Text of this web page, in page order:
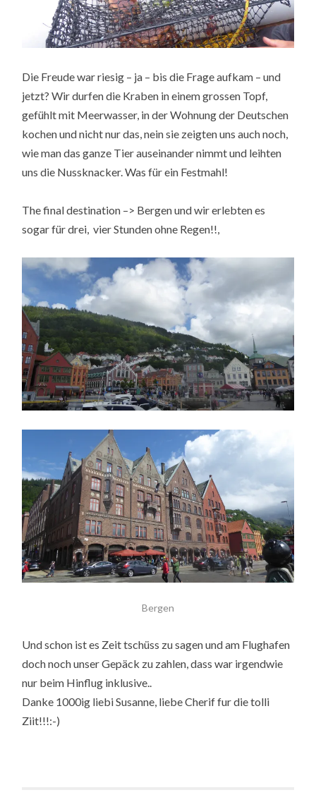
Die Freude war riesig – ja – bis die Frage aufkam – und
jetzt? Wir durfen die Kraben in einem grossen Topf,
gefühlt mit Meerwasser, in der Wohnung der Deutschen
kochen und nicht nur das, nein sie zeigten uns auch noch,
wie man das ganze Tier auseinander nimmt und leihten
uns die Nussknacker. Was für ein Festmahl!
The final destination –> Bergen und wir erlebten es
sogar für drei, vier Stunden ohne Regen!!,
Bergen
Und schon ist es Zeit tschüss zu sagen und am Flughafen
doch noch unser Gepäck zu zahlen, dass war irgendwie
nur beim Hinflug inklusive..
Danke 1000ig liebi Susanne, liebe Cherif fur die tolli
Ziit!!!:-)